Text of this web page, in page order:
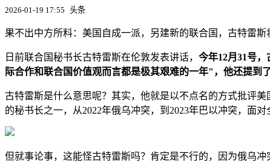
2026-01-19 17:55 头条
果不出中方所料：美国自成一派，另建新的联合国，古特雷斯
日前联合国秘书长古特雷斯在伦敦发表讲话， 今年12月31号
际合作和联合国价值观而言都是极其艰难的一年"，他还提
古特雷斯是什么意思呢？其实，他就是以不点名的方式批评
的秘书长之一，从2022年俄乌冲突，到2023年巴以冲突，面
但就事论事，这能怪古特雷斯吗？肯定是不行的，因为俄乌